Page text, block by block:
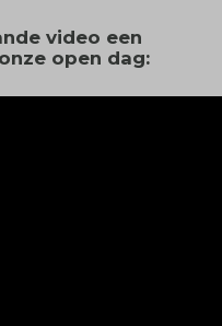
video een
open dag: